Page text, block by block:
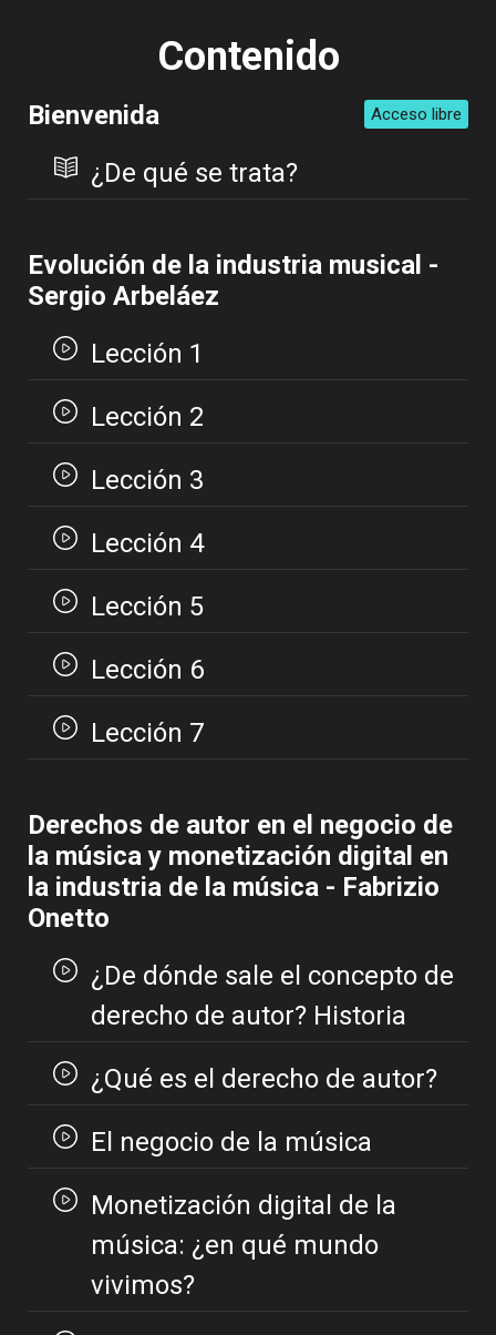
Contenido
Bienvenida Acceso libre
¿De qué se trata?
Evolución de la industria musical -
Sergio Arbeláez
Lección 1
Lección 2
Lección 3
Lección 4
Lección 5
Lección 6
Lección 7
Derechos de autor en el negocio de
la música y monetización digital en
la industria de la música - Fabrizio
Onetto
¿De dónde sale el concepto de
derecho de autor? Historia
¿Qué es el derecho de autor?
El negocio de la música
Monetización digital de la
música: ¿en qué mundo
vivimos?